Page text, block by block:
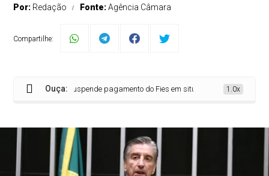
Por: Redação Fonte:Agência Câmara
Compartilhe:
Ouça:
projeto que suspende pagamento do Fies em situações de calamidade
1.0x